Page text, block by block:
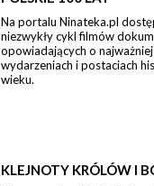
Na portalu Ninateka.pl
niezwykły cykl filmów
opowiadających o
wydarzeniach i postaciach
wieku.
KLEJNOTY KRÓLÓW I